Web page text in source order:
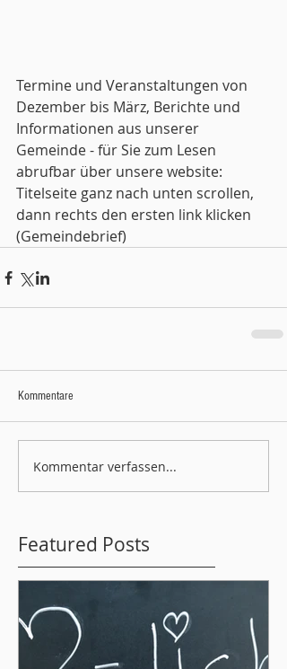
Termine und Veranstaltungen von
Dezember bis März, Berichte und
Informationen aus unserer
Gemeinde - für Sie zum Lesen
abrufbar über unsere website:
Titelseite ganz nach unten scrollen,
dann rechts den ersten link klicken
(Gemeindebrief)
Kommentare
Kommentar verfassen...
Featured Posts